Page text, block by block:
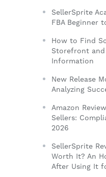
SellerSprite
FBA Beginner
How to Find
Storefront and
Information
New Release
Analyzing
Amazon
Sellers:
2026
SellerSprite
Worth It? An
After Using It